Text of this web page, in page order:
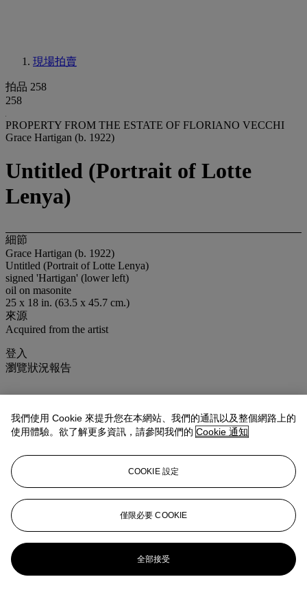
現場拍賣
拍品 258
258
PROPERTY FROM THE ESTATE OF FLORIANO VECCHI
Grace Hartigan (b. 1922)
Untitled (Portrait of Lotte
Lenya)
細節
Grace Hartigan (b. 1922)
Untitled (Portrait of Lotte Lenya)
signed 'Hartigan' (lower left)
oil on masonite
25 x 18 in. (63.5 x 45.7 cm.)
來源
Acquired from the artist
登入
瀏覽狀況報告
我們使用 Cookie 來提升您在本網站、我們的通訊以及整個網路上的
使用體驗。欲了解更多資訊，請參閱我們的 Cookie 通知
COOKIE 設定
僅限必要 COOKIE
全部接受